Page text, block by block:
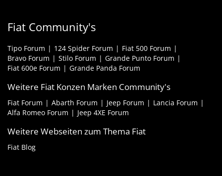
Fiat Community's
Tipo Forum 124 Spider Forum
Fiat 500 Forum
Bravo Forum
Stilo Forum
Grande Punto Forum
Fiat 600e Forum
Grande Panda Forum
Weitere Fiat Konzen Marken Community's
Fiat Forum Abarth Forum Jeep Forum
Lancia Forum
Alfa Romeo Forum
Jeep 4XE Forum
Weitere Webseiten zum Thema Fiat
Fiat Blog